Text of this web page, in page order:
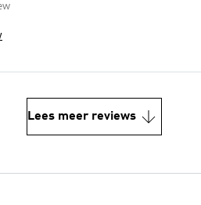
Lees meer reviews